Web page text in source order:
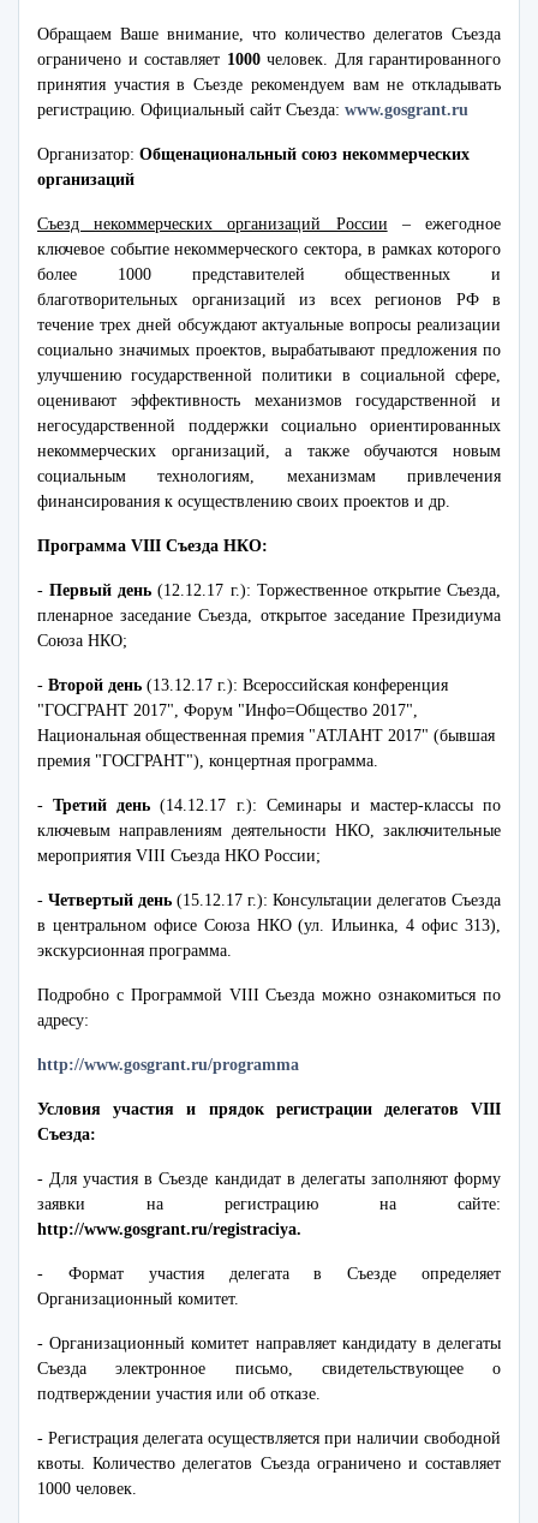
Обращаем Ваше внимание, что количество делегатов Съезда
ограничено и составляет 1000человек. Для гарантированного
принятия участия в Съезде рекомендуем вам не откладывать
регистрацию. Официальный сайт Съезда: www.gosgrant.ru
Организатор: Общенациональный союз некоммерческих
организаций
Съезд некоммерческих организаций России – ежегодное
ключевое событие некоммерческого сектора, в рамках которого
более 1000 представителей общественных и
благотворительных организаций из всех регионов РФ в
течение трех дней обсуждают актуальные вопросы реализации
социально значимых проектов, вырабатывают предложения по
улучшению государственной политики в социальной сфере,
оценивают эффективность механизмов государственной и
негосударственной поддержки социально ориентированных
некоммерческих организаций, а также обучаются новым
социальным технологиям, механизмам привлечения
финансирования к осуществлению своих проектов и др.
Программа VIII Съезда НКО:
-Первый день (12.12.17 г.): Торжественное открытие Съезда,
пленарное заседание Съезда, открытое заседание Президиума
Союза НКО;
- Второй день (13.12.17 г.): Всероссийская конференция
"ГОСГРАНТ 2017", Форум "Инфо=Общество 2017",
Национальная общественная премия "АТЛАНТ 2017" (бывшая
премия "ГОСГРАНТ"), концертная программа.
- Третий день (14.12.17 г.): Семинары и мастер-классы по
ключевым направлениям деятельности НКО, заключительные
мероприятия VIII Съезда НКО России;
- Четвертый день (15.12.17 г.): Консультации делегатов Съезда
в центральном офисе Союза НКО (ул. Ильинка, 4 офис 313),
экскурсионная программа.
Подробно с Программой VIII Съезда можно ознакомиться по
адресу:
http://www.gosgrant.ru/programma
Условия участия и прядок регистрации делегатов VIII
Съезда:
- Для участия в Съезде кандидат в делегаты заполняют форму
заявки на регистрацию на сайте:
http://www.gosgrant.ru/registraciya.
- Формат участия делегата в Съезде определяет
Организационный комитет.
- Организационный комитет направляет кандидату в делегаты
Съезда электронное письмо, свидетельствующее о
подтверждении участия или об отказе.
- Регистрация делегата осуществляется при наличии свободной
квоты. Количество делегатов Съезда ограничено и составляет
1000 человек.